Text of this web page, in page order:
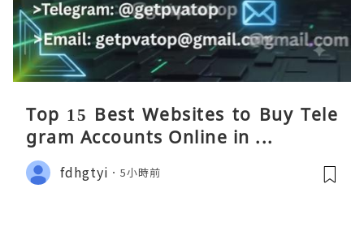
Top 15 Best Websites to Buy Tele
gram Accounts Online in ...
fdhgtyi 5小時前